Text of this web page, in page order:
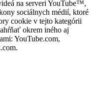
na serveri YouTube™,
sociálnych médií, ktoré
cookie v tejto kategórii
okrem iného aj
YouTube.com,